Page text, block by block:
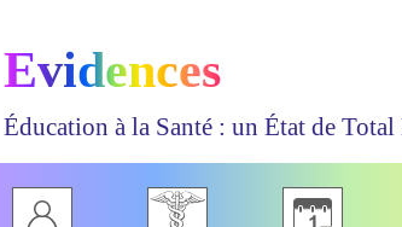
Evidences
Éducation à la Santé : un État de